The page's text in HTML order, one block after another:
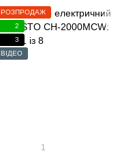
РОЗПРОДАЖ
2
3
ВІДЕО
1